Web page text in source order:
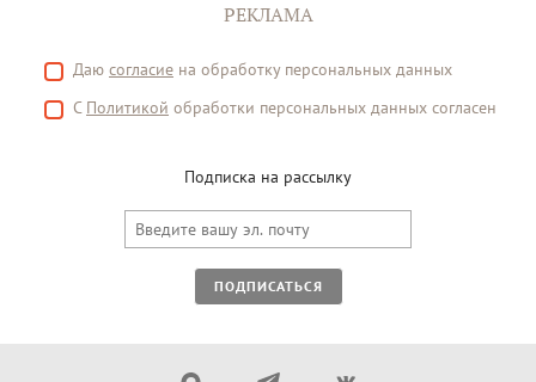
РЕКЛАМА
Даю согласие на обработку персональных данных
С Политикой обработки персональных данных согласен
Подписка на рассылку
ПОДПИСАТЬСЯ